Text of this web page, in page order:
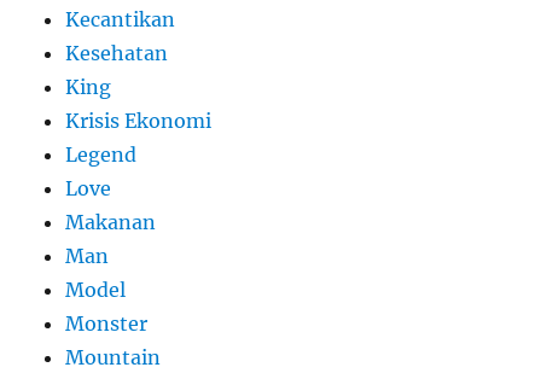
Kecantikan
Kesehatan
King
Krisis Ekonomi
Legend
Love
Makanan
Man
Model
Monster
Mountain